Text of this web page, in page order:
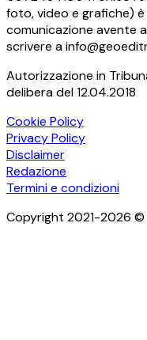
foto, video e grafiche)
comunicazione avente
scrivere a
Autorizzazione in
delibera del 12.04.2018
Cookie Policy
Privacy Policy
Disclaimer
Redazione
Termini e condizioni
Copyright 2021-2026